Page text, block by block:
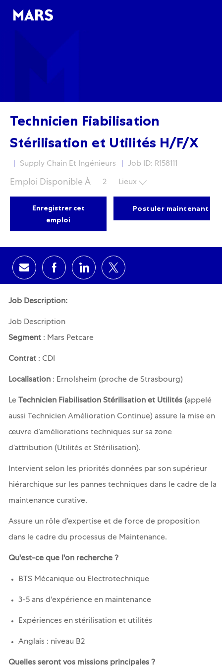
Technicien Fiabilisation
Stérilisation et Utilités H/F/X
Fonction
Supply Chain Et Ingénieurs Job ID: R158111
Emploi Disponible À 2 Lieux
Enregistrer cet
emploi
Postuler maintenant
Share via email
Share via Facebook
Share via LinkedIn
Share via twitter
Job Description:
Job Description
Segment : Mars Petcare
Contrat : CDI
Localisation : Ernolsheim (proche de Strasbourg)
Le Technicien Fiabilisation Stérilisation et Utilités (appelé
aussi Technicien Amélioration Continue) assure la mise en
œuvre d’améliorations techniques sur sa zone
d’attribution (Utilités et Stérilisation).
Intervient selon les priorités données par son supérieur
hiérarchique sur les pannes techniques dans le cadre de la
maintenance curative.
Assure un rôle d’expertise et de force de proposition
dans le cadre du processus de Maintenance.
Qu'est-ce que l'on recherche ?
BTS Mécanique ou Electrotechnique
3-5 ans d'expérience en maintenance
Expériences en stérilisation et utilités
Anglais : niveau B2
Quelles seront vos missions principales ?